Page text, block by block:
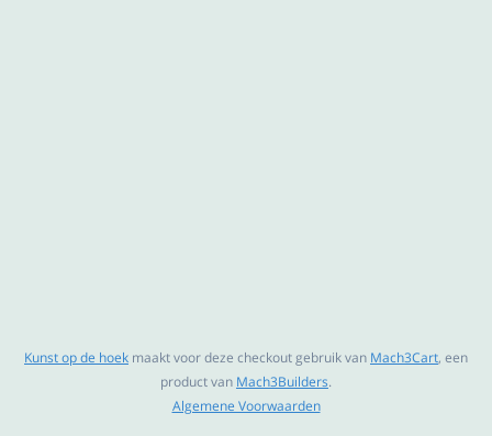
Kunst op de hoek maakt voor deze checkout gebruik van Mach3Cart, een
product van Mach3Builders.
Algemene Voorwaarden